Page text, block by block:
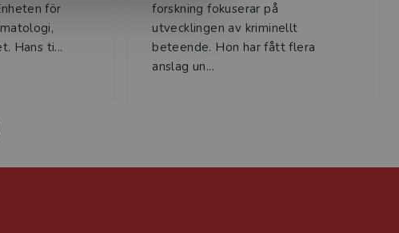
för
Hans ti...
forskning fokuserar på
utvecklingen av kriminellt
beteende. Hon har fått flera
anslag un...